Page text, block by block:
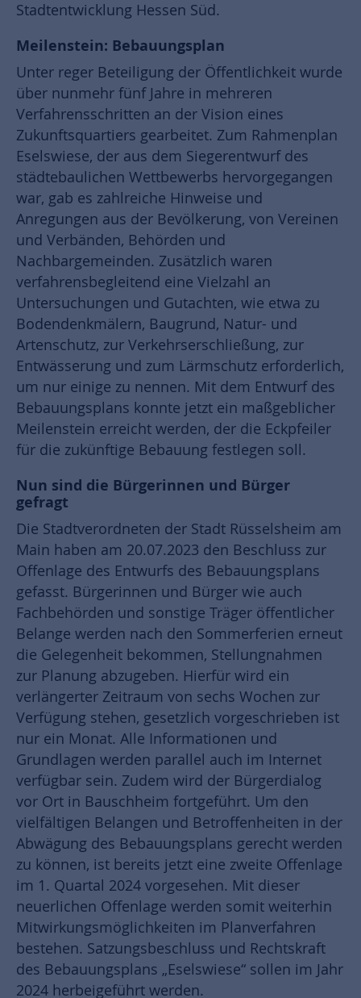
Stadtentwicklung Hessen Süd.
Meilenstein: Bebauungsplan
Unter reger Beteiligung der Öffentlichkeit wurde
über nunmehr fünf Jahre in mehreren
Verfahrensschritten an der Vision eines
Zukunftsquartiers gearbeitet. Zum Rahmenplan
Eselswiese, der aus dem Siegerentwurf des
städtebaulichen Wettbewerbs hervorgegangen
war, gab es zahlreiche Hinweise und
Anregungen aus der Bevölkerung, von Vereinen
und Verbänden, Behörden und
Nachbargemeinden. Zusätzlich waren
verfahrensbegleitend eine Vielzahl an
Untersuchungen und Gutachten, wie etwa zu
Bodendenkmälern, Baugrund, Natur- und
Artenschutz, zur Verkehrserschließung, zur
Entwässerung und zum Lärmschutz erforderlich,
um nur einige zu nennen. Mit dem Entwurf des
Bebauungsplans konnte jetzt ein maßgeblicher
Meilenstein erreicht werden, der die Eckpfeiler
für die zukünftige Bebauung festlegen soll.
Nun sind die Bürgerinnen und Bürger
gefragt
Die Stadtverordneten der Stadt Rüsselsheim am
Main haben am 20.07.2023 den Beschluss zur
Offenlage des Entwurfs des Bebauungsplans
gefasst. Bürgerinnen und Bürger wie auch
Fachbehörden und sonstige Träger öffentlicher
Belange werden nach den Sommerferien erneut
die Gelegenheit bekommen, Stellungnahmen
zur Planung abzugeben. Hierfür wird ein
verlängerter Zeitraum von sechs Wochen zur
Verfügung stehen, gesetzlich vorgeschrieben ist
nur ein Monat. Alle Informationen und
Grundlagen werden parallel auch im Internet
verfügbar sein. Zudem wird der Bürgerdialog
vor Ort in Bauschheim fortgeführt. Um den
vielfältigen Belangen und Betroffenheiten in der
Abwägung des Bebauungsplans gerecht werden
zu können, ist bereits jetzt eine zweite Offenlage
im 1. Quartal 2024 vorgesehen. Mit dieser
neuerlichen Offenlage werden somit weiterhin
Mitwirkungsmöglichkeiten im Planverfahren
bestehen. Satzungsbeschluss und Rechtskraft
des Bebauungsplans „Eselswiese“ sollen im Jahr
2024 herbeigeführt werden.